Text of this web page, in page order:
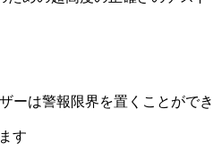
ーは警報限界を置くことがで
す